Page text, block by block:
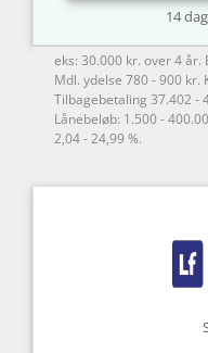
14
eks: 30.000 kr. over 4 år.
Mdl. ydelse 780 - 900 kr.
Tilbagebetaling 37.402 -
Lånebeløb: 1.500 -
2,04 - 24,99 %.